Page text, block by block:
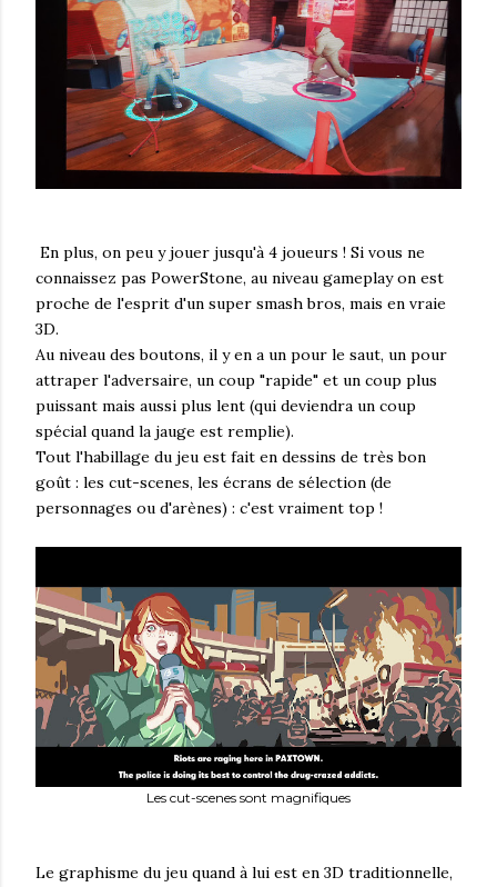
En plus, on peu y jouer jusqu'à 4 joueurs ! Si vous ne
connaissez pas PowerStone, au niveau gameplay on est
proche de l'esprit d'un super smash bros, mais en vraie
3D.
Au niveau des boutons, il y en a un pour le saut, un pour
attraper l'adversaire, un coup "rapide" et un coup plus
puissant mais aussi plus lent (qui deviendra un coup
spécial quand la jauge est remplie).
Tout l'habillage du jeu est fait en dessins de très bon
goût : les cut-scenes, les écrans de sélection (de
personnages ou d'arènes) : c'est vraiment top !
Les cut-scenes sont magnifiques
Le graphisme du jeu quand à lui est en 3D traditionnelle,